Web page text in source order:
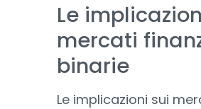
Le
mercati
binarie
Le implicazioni sui